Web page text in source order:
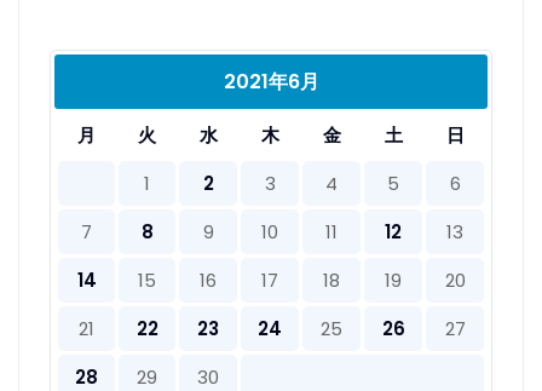
2021年6月
月 火 水 木 金 土
日
1
2 3 4 5
6
7
8 9 10 11 12
13
14
15 16 17 18 19
20
21
22 23 24 25 26
27
28
29
30